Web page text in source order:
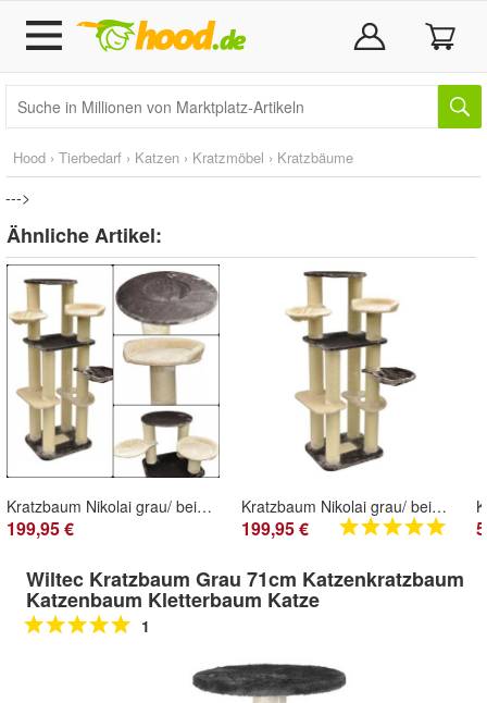
Hood › Tierbedarf › Katzen › Kratzmöbel › Kratzbäume
--->
Ähnliche Artikel:
Kratzbaum Nikolai grau/ beige 71x61x189 cm
199,95 €
Kratzbaum Nikolai grau/ beige 71 x 61 x 189 cm
199,95 €
Wiltec Kratzbaum Grau 71cm Katzenkratzbaum
Katzenbaum Kletterbaum Katze
1